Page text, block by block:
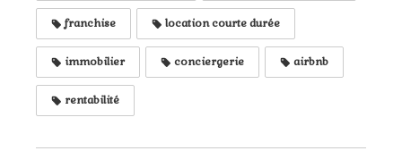
franchise location courte durée
immobilier conciergerie airbnb
rentabilité